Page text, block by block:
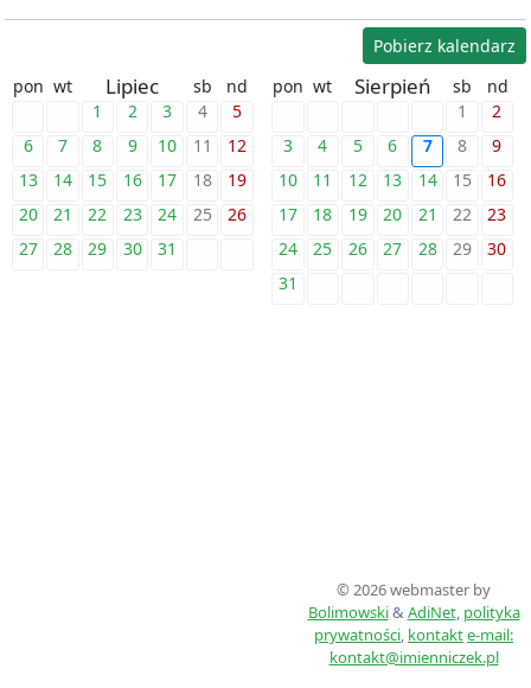
Pobierz kalendarz
pon wt Lipiec sb
nd
1
2 3 4
5
6
7 8 9 10 11
12
13
14 15 16 17 18
19
20
21 22 23 24 25
26
27
28 29 30 31
pon wt Sierpień sb
nd
1
2
3
4 5 6 7 8
9
10
11 12 13 14 15
16
17
18 19 20 21 22
23
24
25 26 27 28 29
30
31
© 2026 webmaster by
Bolimowski& AdiNet, polityka
prywatności, kontakte-mail:
kontakt@imienniczek.pl